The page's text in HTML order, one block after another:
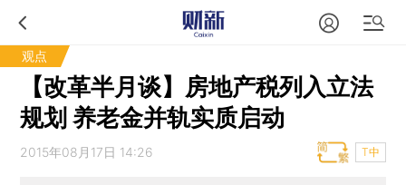
观点
【改革半月谈】房地产税列入立法
规划 养老金并轨实质启动
2015年08月17日 14:26 T中